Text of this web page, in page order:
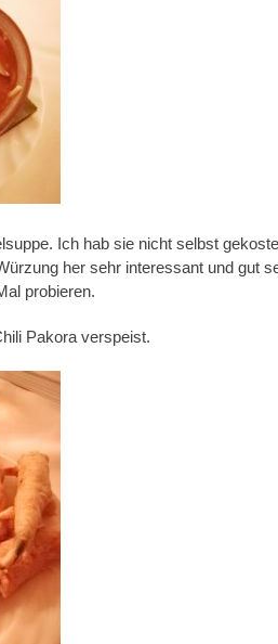
Ich hab sie nicht selbst
her sehr interessant und gut
probieren.
Pakora verspeist.